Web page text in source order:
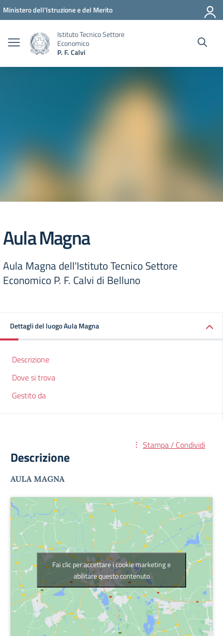
Vai ai contenuti
Vai al menu di navigazione
Vai al footer
Ministero dell'Istruzione e del Merito
Istituto Tecnico Settore
Economico
P. F. Calvi
Aula Magna
Aula Magna dell'Istituto Tecnico Settore
Economico P. F. Calvi di Belluno
Dettagli del luogo Aula Magna
Descrizione
Dove si trova
Gestito da
Stampa / Condividi
Descrizione
AULA MAGNA
Fai clic per accettare i cookie marketing e
abilitare questo contenuto